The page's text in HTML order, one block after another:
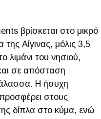
βρίσκεται στο μικρό
Αίγινας, μόλις 3,5
λιμάνι του νησιού,
σε απόσταση
Η ήσυχη
στους
δίπλα στο κύμα, ενώ